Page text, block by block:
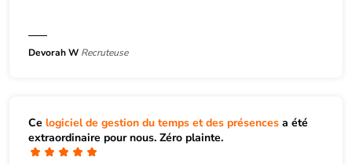
Devorah W Recruteuse
Ce logiciel de gestion du temps et des présences a été
extraordinaire pour nous. Zéro plainte.